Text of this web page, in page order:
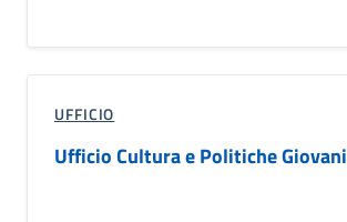
UFFICIO
Ufficio Cultura e Politiche